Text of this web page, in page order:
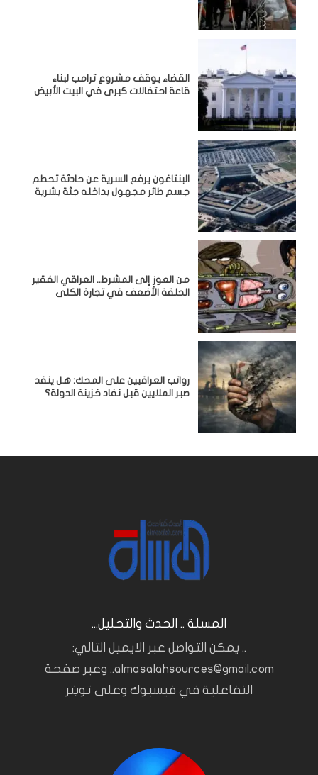
القضاء يوقف مشروع ترامب لبناء
قاعة احتفالات كبرى في البيت الأبيض
البنتاغون يرفع السرية عن حادثة تحطم
جسم طائر مجهول بداخله جثة بشرية
من العوز إلى المشرط.. العراقي الفقير
الحلقة الأضعف في تجارة الكلى
رواتب العراقيين على المحك: هل ينفد
صبر الملايين قبل نفاد خزينة الدولة؟
المسلة .. الحدث والتحليل...
.. يمكن التواصل عبر الايميل التالي:
almasalahsources@gmail.com.. وعبر صفحة
التفاعلية في فيسبوك وعلى تويتر